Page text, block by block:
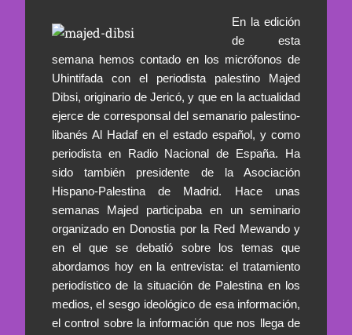
En la edición
de esta
semana hemos contado en los micrófonos de
Uhintifada con el periodista palestino Majed
Dibsi, originario de Jericó, y que en la actualidad
ejerce de corresponsal del semanario palestino-
libanés Al Hadaf en el estado español, y como
periodista en Radio Nacional de España. Ha
sido también presidente de la Asociación
Hispano-Palestina de Madrid. Hace unas
semanas Majed participaba en un seminario
organizado en Donostia por la Red Mewando y
en el que se debatió sobre los temas que
abordamos hoy en la entrevista: el tratamiento
periodístico de la situación de Palestina en los
medios, el sesgo ideológico de esa información,
el control sobre la información que nos llega de